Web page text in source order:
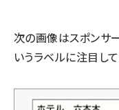
次の画像はスポンサ
いうラベルに注目し